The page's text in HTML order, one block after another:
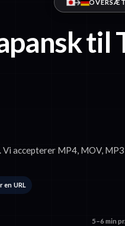
til
accepterer MP4, MOV,
URL
5–6 min